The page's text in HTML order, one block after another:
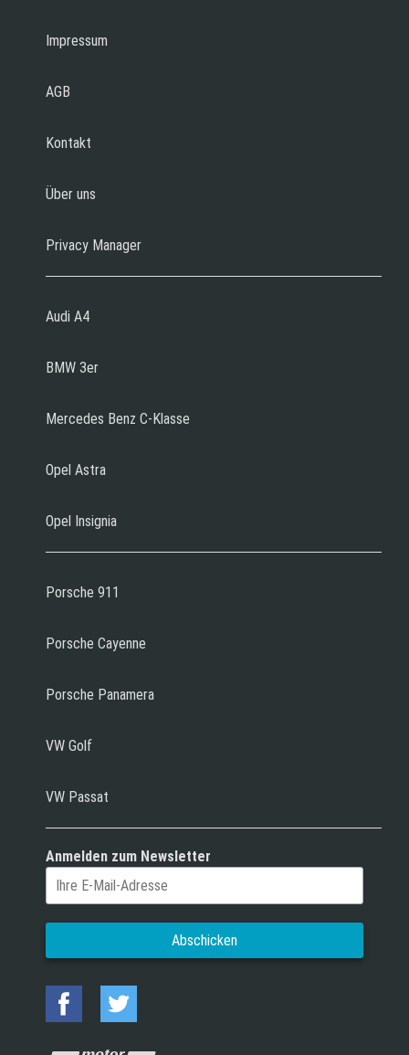
Impressum
AGB
Kontakt
Über uns
Privacy Manager
Audi A4
BMW 3er
Mercedes Benz C-Klasse
Opel Astra
Opel Insignia
Porsche 911
Porsche Cayenne
Porsche Panamera
VW Golf
VW Passat
Anmelden zum Newsletter